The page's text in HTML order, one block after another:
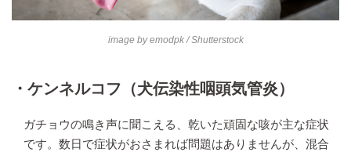
image byemodpk/ Shutterstock
・ケンネルコフ（犬伝染性咽頭気管炎）
ガチョウの鳴き声に聞こえる、乾いた頑固な咳が主な症状
です。数日で症状がおさまれば問題はありませんが、混合